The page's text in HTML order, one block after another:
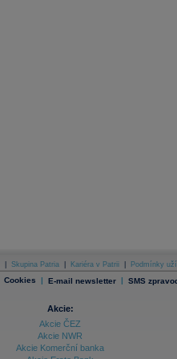
Skupina Patria Kariéra v Patrii Podmínky
Cookies | E-mail newsletter | SMS
Akcie:
Akcie ČEZ
Akcie NWR
Akcie Komerční banka